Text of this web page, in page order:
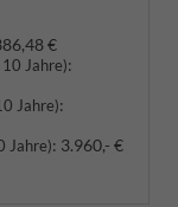
€
Jahre):
Jahre):
Jahre): 3.960,- €